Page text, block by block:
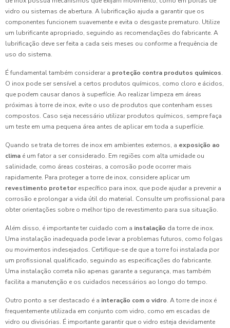
vidro ou sistemas de abertura. A lubrificação ajuda a garantir que os
componentes funcionem suavemente e evita o desgaste prematuro. Utilize
um lubrificante apropriado, seguindo as recomendações do fabricante. A
lubrificação deve ser feita a cada seis meses ou conforme a frequência de
uso do sistema.
É fundamental também considerar a proteção contra produtos químicos.
O inox pode ser sensível a certos produtos químicos, como cloro e ácidos,
que podem causar danos à superfície. Ao realizar limpeza em áreas
próximas à torre de inox, evite o uso de produtos que contenham esses
compostos. Caso seja necessário utilizar produtos químicos, sempre faça
um teste em uma pequena área antes de aplicar em toda a superfície.
Quando se trata de torres de inox em ambientes externos, a exposição ao
clima é um fator a ser considerado. Em regiões com alta umidade ou
salinidade, como áreas costeiras, a corrosão pode ocorrer mais
rapidamente. Para proteger a torre de inox, considere aplicar um
revestimento protetor específico para inox, que pode ajudar a prevenir a
corrosão e prolongar a vida útil do material. Consulte um profissional para
obter orientações sobre o melhor tipo de revestimento para sua situação.
Além disso, é importante ter cuidado com a instalação da torre de inox.
Uma instalação inadequada pode levar a problemas futuros, como folgas
ou movimentos indesejados. Certifique-se de que a torre foi instalada por
um profissional qualificado, seguindo as especificações do fabricante.
Uma instalação correta não apenas garante a segurança, mas também
facilita a manutenção e os cuidados necessários ao longo do tempo.
Outro ponto a ser destacado é a interação com o vidro. A torre de inox é
frequentemente utilizada em conjunto com vidro, como em escadas de
vidro ou divisórias. É importante garantir que o vidro esteja devidamente